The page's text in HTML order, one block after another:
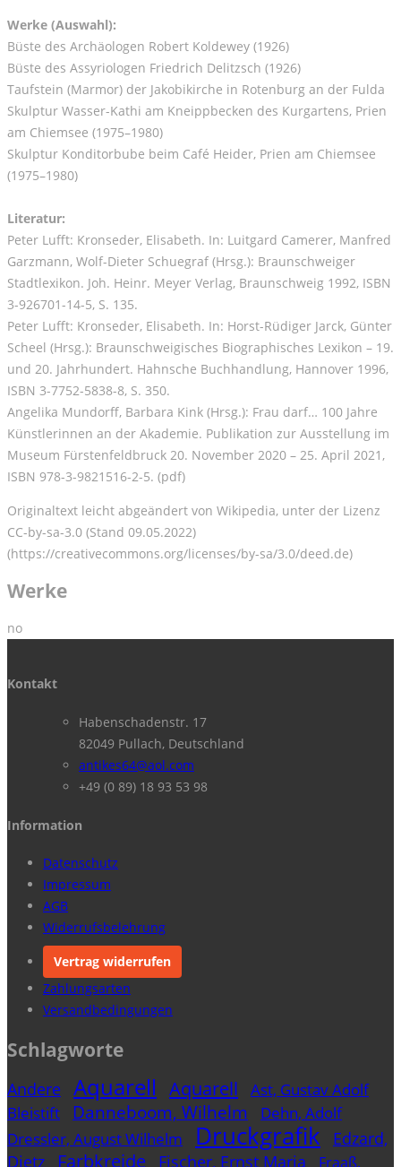
Werke (Auswahl):
Büste des Archäologen Robert Koldewey (1926)
Büste des Assyriologen Friedrich Delitzsch (1926)
Taufstein (Marmor) der Jakobikirche in Rotenburg an der Fulda
Skulptur Wasser-Kathi am Kneippbecken des Kurgartens, Prien
am Chiemsee (1975–1980)
Skulptur Konditorbube beim Café Heider, Prien am Chiemsee
(1975–1980)
Literatur:
Peter Lufft: Kronseder, Elisabeth. In: Luitgard Camerer, Manfred
Garzmann, Wolf-Dieter Schuegraf (Hrsg.): Braunschweiger
Stadtlexikon. Joh. Heinr. Meyer Verlag, Braunschweig 1992, ISBN
3-926701-14-5, S. 135.
Peter Lufft: Kronseder, Elisabeth. In: Horst-Rüdiger Jarck, Günter
Scheel (Hrsg.): Braunschweigisches Biographisches Lexikon – 19.
und 20. Jahrhundert. Hahnsche Buchhandlung, Hannover 1996,
ISBN 3-7752-5838-8, S. 350.
Angelika Mundorff, Barbara Kink (Hrsg.): Frau darf… 100 Jahre
Künstlerinnen an der Akademie. Publikation zur Ausstellung im
Museum Fürstenfeldbruck 20. November 2020 – 25. April 2021,
ISBN 978-3-9821516-2-5. (pdf)
Originaltext leicht abgeändert von Wikipedia, unter der Lizenz
CC-by-sa-3.0 (Stand 09.05.2022)
(https://creativecommons.org/licenses/by-sa/3.0/deed.de)
Werke
no
Kontakt
Habenschadenstr. 17
82049 Pullach, Deutschland
antikes64@aol.com
+49 (0 89) 18 93 53 98
Information
Datenschutz
Impressum
AGB
Widerrufsbelehrung
Vertrag widerrufen
Zahlungsarten
Versandbedingungen
Schlagworte
Andere Aquarell Aquarell
Ast, Gustav Adolf
Bleistift
Danneboom, Wilhelm
Dehn, Adolf
Dressler, August Wilhelm
Druckgrafik
Edzard,
Dietz
Farbkreide Fischer, Ernst Maria Fraaß,